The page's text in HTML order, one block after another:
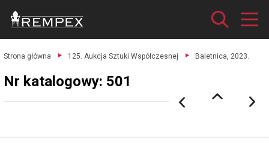
Strona główna 125. Aukcja Sztuki Współczesnej Baletnica, 2023.
Nr katalogowy: 501